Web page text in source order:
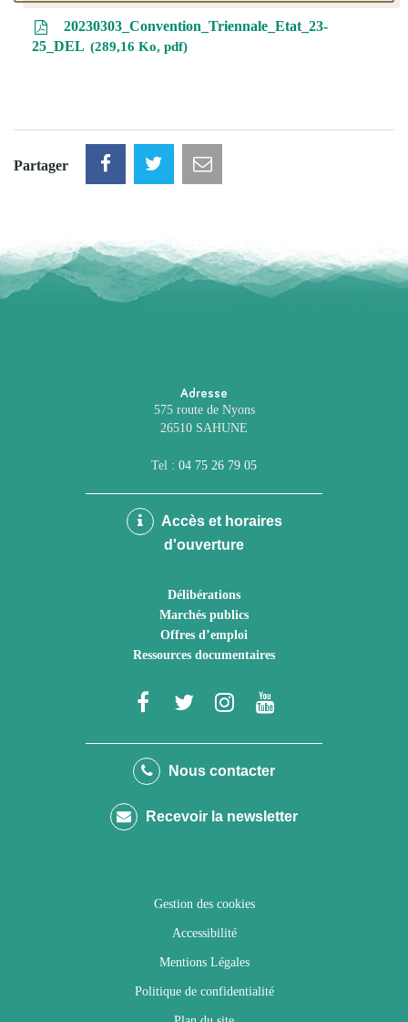
20230303_Convention_Triennale_Etat_23-
25_DEL
289,16 Ko, pdf
Partager
Adresse
575 route de Nyons
26510 SAHUNE
Tel : 04 75 26 79 05
Accès et horaires
d'ouverture
Délibérations
Marchés publics
Offres d’emploi
Ressources documentaires
Lien
le
Facebook
Lien
le
Twitter
Lien
le
Instagram
Youtube
Nous contacter
Recevoir la newsletter
Gestion des cookies
Accessibilité
Mentions Légales
Politique de confidentialité